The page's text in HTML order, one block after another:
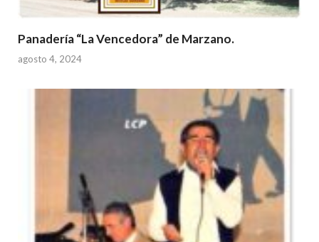
Panadería “La Vencedora” de Marzano.
agosto 4, 2024